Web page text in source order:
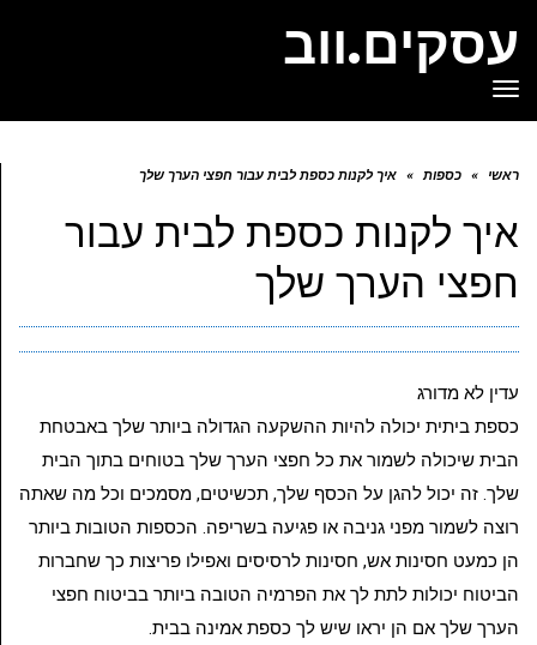
עסקים.ווב
תפריט
ראשי » כספות » איך לקנות כספת לבית עבור חפצי הערך שלך
איך לקנות כספת לבית עבור
חפצי הערך שלך
עדין לא מדורג
כספת ביתית יכולה להיות ההשקעה הגדולה ביותר שלך באבטחת
הבית שיכולה לשמור את כל חפצי הערך שלך בטוחים בתוך הבית
שלך. זה יכול להגן על הכסף שלך, תכשיטים, מסמכים וכל מה שאתה
רוצה לשמור מפני גניבה או פגיעה בשריפה. הכספות הטובות ביותר
הן כמעט חסינות אש, חסינות לרסיסים ואפילו פריצות כך שחברות
הביטוח יכולות לתת לך את הפרמיה הטובה ביותר בביטוח חפצי
הערך שלך אם הן יראו שיש לך כספת אמינה בבית.